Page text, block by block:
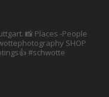
📸 Places -People
SHOP
#schwotte